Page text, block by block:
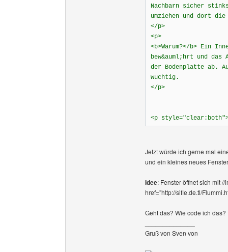
Nachbarn sicher
umziehen und dort
</p>
<p>
<b>Warum?</b> Ein
bew&auml;hrt und
der Bodenplatte ab.
wuchtig.
</p>
<p
Jetzt würde ich gerne mal
und ein kleines neues
Idee: Fenster öffnet sich mit
href="http://sifle.de.tl/
Geht das? Wie code ich das?
Gruß von Sven von